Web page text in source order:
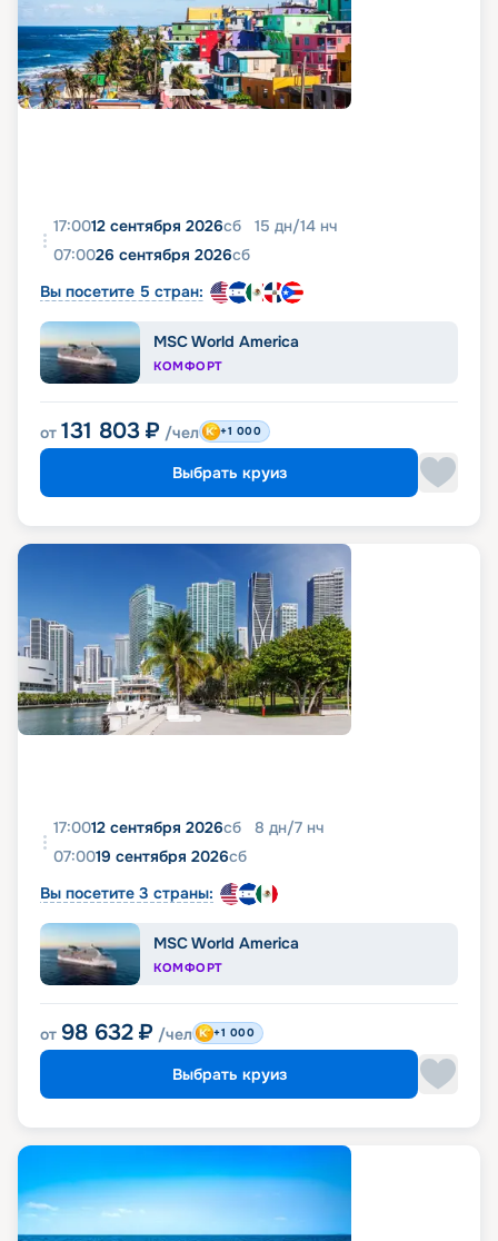
17:0012 сентября 2026сб 15 дн/14 нч
07:0026 сентября 2026сб
Вы посетите 5 стран:
MSC World America
КОМФОРТ
от 131 803 ₽ /чел +1 000
Выбрать круиз
17:0012 сентября 2026сб 8 дн/7 нч
07:0019 сентября 2026сб
Вы посетите 3 страны:
MSC World America
КОМФОРТ
от 98 632 ₽ /чел +1 000
Выбрать круиз